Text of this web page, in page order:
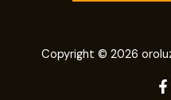
Copyright © 2026